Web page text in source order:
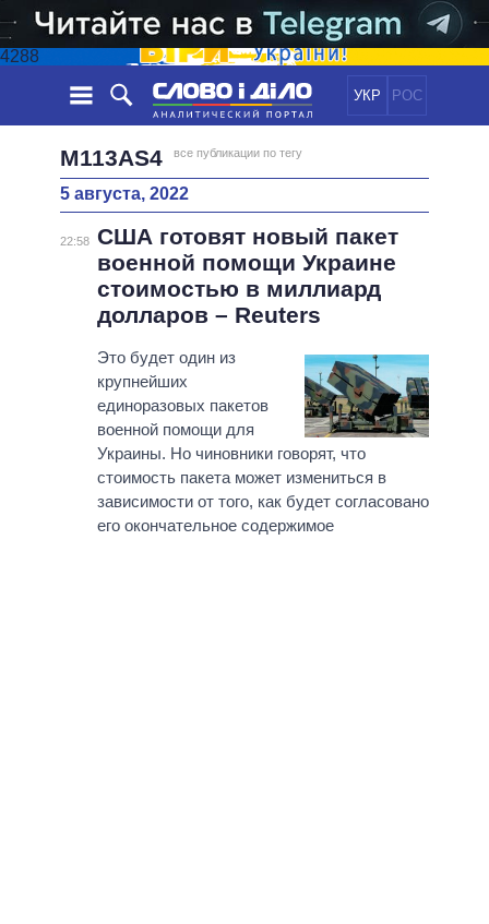
4288
УКР РОС
НОВОСТИ
ЛЕНТА
СОБЫТИЯ
СТАТЬИ
МНЕНИЯ
ОБЗОРЫ
ДАЙДЖЕСТЫ
ЭКОНОМИКА
ОБЩЕСТВО
МИР
ПОЛИТИКИ
ВСЕ ПОЛИТИКИ
ПРЕЗИДЕНТ И ОФИС
ВЕРХОВНАЯ РАДА
КАБИНЕТ МИНИСТРОВ
ГЛАВЫ ОБЛАДМИНИСТРАЦИЙ
МЭРЫ
ИНФОГРАФИКА
ПОДДЕРЖАТЬ
СРАВНЕНИЕ ПОЛИТИКОВ
M113AS4 все публикации по тегу
5 августа, 2022
22:58 США готовят новый пакет
военной помощи Украине
стоимостью в миллиард
долларов – Reuters
Это будет один из
крупнейших
единоразовых пакетов
военной помощи для
Украины. Но чиновники говорят, что
стоимость пакета может измениться в
зависимости от того, как будет согласовано
его окончательное содержимое